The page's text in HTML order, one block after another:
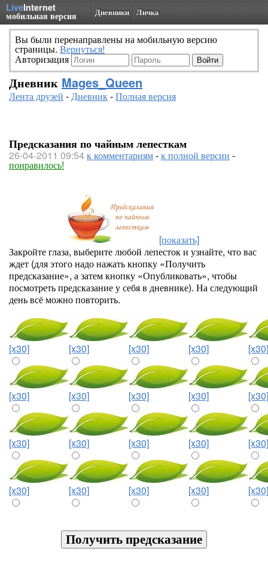
LiveInternet
мобильная версия Дневники Личка
Вы были перенаправлены на мобильную версию
страницы. Вернуться!
Авторизация
Дневник Mages_Queen
Лента друзей -Дневник-Полная версия
Предсказания по чайным лепесткам
26-04-2011 09:54к комментариям-к полной версии -
понравилось!
[показать]
Закройте глаза, выберите любой лепесток и узнайте, что вас
ждет (для этого надо нажать кнопку «Получить
предсказание», а затем кнопку «Опубликовать», чтобы
посмотреть предсказание у себя в дневнике). На следующий
день всё можно повторить.
[x30] [x30] [x30] [x30] [x30]
[x30] [x30] [x30] [x30] [x30]
[x30] [x30] [x30] [x30] [x30]
[x30] [x30] [x30] [x30] [x30]
Получить предсказание